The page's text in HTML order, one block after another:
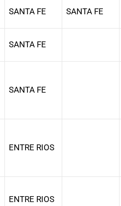
SANTA FE SANTA FE
SANTA FE
SANTA FE
ENTRE RIOS
ENTRE RIOS